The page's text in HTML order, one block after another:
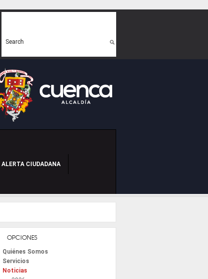
Search
ALERTA CIUDADANA
OPCIONES
Quiénes Somos
Servicios
Noticias